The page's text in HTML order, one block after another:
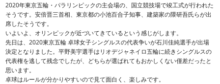
2020年東京五輪・パラリンピックの主会場の、国立競技場で竣工式が行われた
そうです。安倍晋三首相、東京都の小池百合子知事、建築家の隈研吾氏らが出
席したそうです。
いよいよ、オリンピックが近づいてきているという感じがします。
先日は、2020東京五輪 卓球女子シングルスの代表争いが石川佳純選手が出場
決定となりました。平野美宇選手はリオデジャネイロ五輪に続きシングルスの
代表権を逃して残念でしたが、どちらが選ばれてもおかしくない僅差だったと
思います。
卓球はルールが分かりやすいので見て面白く、楽しみです。